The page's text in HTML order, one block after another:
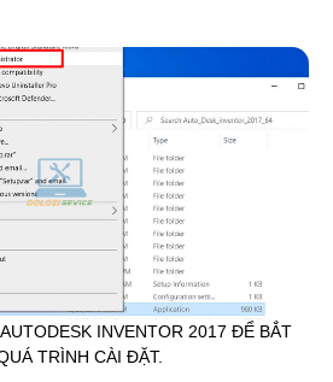
INVENTOR 2017 ĐỂ BẮT
TRÌNH CÀI ĐẶT.